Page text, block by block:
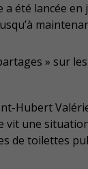
été lancée en
» sur
Hubert
vit une
de toilettes